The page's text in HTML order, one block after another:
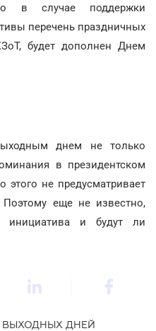
в случае поддержки
перечень праздничных
будет дополнен Днем
днем не только
в президентском
этого не предусматривает
Поэтому еще не известно,
инициатива и будут ли
ДНЕЙ